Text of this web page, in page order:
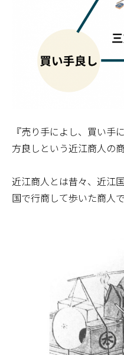
『売り手によし、買い手
方良しという近江商人の
近江商人とは昔々、近江
国で行商して歩いた商人で